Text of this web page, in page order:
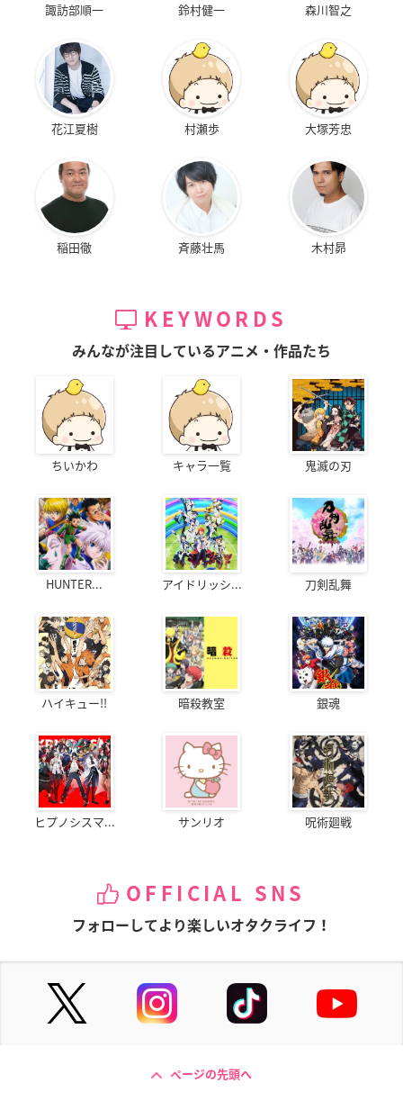
諏訪部順一 鈴村健一 森川智之
花江夏樹 村瀬歩 大塚芳忠
稲田徹 斉藤壮馬 木村昴
KEYWORDS
みんなが注目しているアニメ・作品たち
ちいかわ キャラ一覧 鬼滅の刃
HUNTER... アイドリッシ... 刀剣乱舞
ハイキュー!! 暗殺教室 銀魂
ヒプノシスマ... サンリオ 呪術廻戦
OFFICIAL SNS
フォローしてより楽しいオタクライフ！
ページの先頭へ